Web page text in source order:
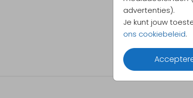
advertenties).
Je kunt jouw
ons cookiebeleid.